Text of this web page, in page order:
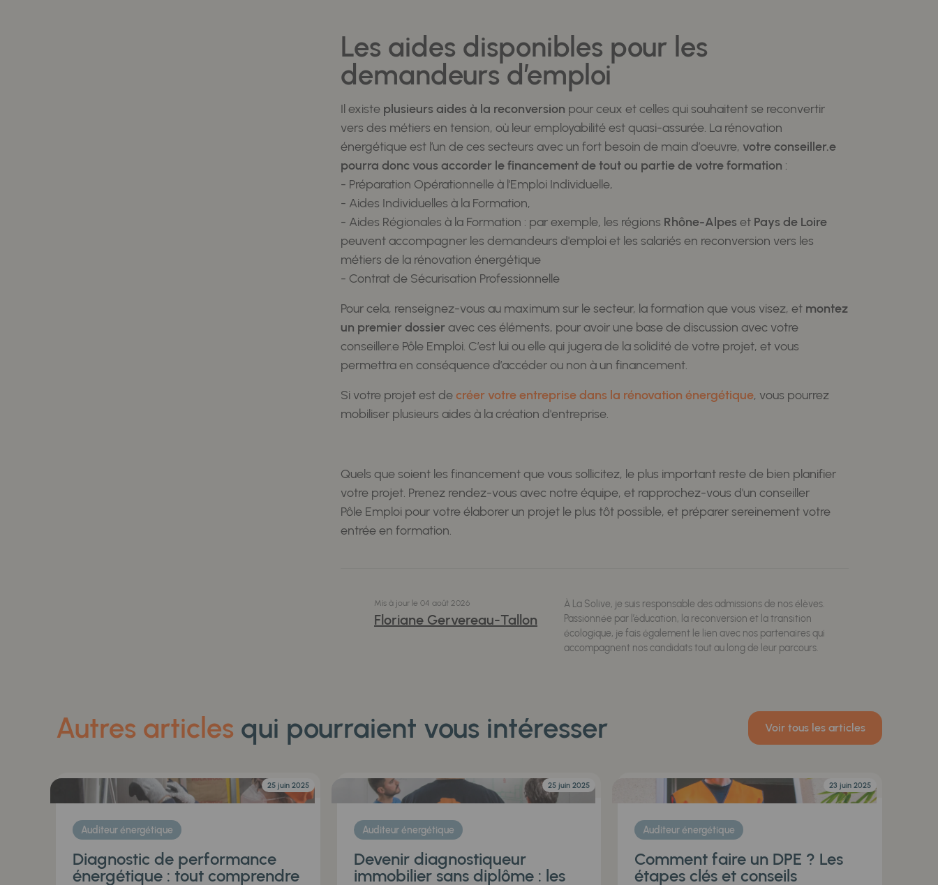
Les aides disponibles pour les
demandeurs d’emploi
Il existe plusieurs aides à la reconversion pour ceux et celles qui souhaitent se reconvertir
vers des métiers en tension, où leur employabilité est quasi-assurée. La rénovation
énergétique est l’un de ces secteurs avec un fort besoin de main d’oeuvre, votre conseiller.e
pourra donc vous accorder le financement de tout ou partie de votre formation :
- Préparation Opérationnelle à l'Emploi Individuelle,
- Aides Individuelles à la Formation,
- Aides Régionales à la Formation : par exemple, les régions Rhône-Alpes et Pays de Loire
peuvent accompagner les demandeurs d'emploi et les salariés en reconversion vers les
métiers de la rénovation énergétique
- Contrat de Sécurisation Professionnelle
Pour cela, renseignez-vous au maximum sur le secteur, la formation que vous visez, et montez
un premier dossieravec ces éléments, pour avoir une base de discussion avec votre
conseiller.e Pôle Emploi. C’est lui ou elle qui jugera de la solidité de votre projet, et vous
permettra en conséquence d’accéder ou non à un financement.
Si votre projet est decréer votre entreprise dans la rénovation énergétique, vous pourrez
mobiliser plusieurs aides à la création d'entreprise.
Quels que soient les financement que vous sollicitez, le plus important reste de bien planifier
votre projet. Prenez rendez-vous avec notre équipe, et rapprochez-vous d'un conseiller
Pôle Emploi pour votre élaborer un projet le plus tôt possible, et préparer sereinement votre
entrée en formation.
Mis à jour le 04 août 2026
Floriane Gervereau-Tallon
À La Solive, je suis responsable des admissions de nos élèves.
Passionnée par l’éducation, la reconversion et la transition
écologique, je fais également le lien avec nos partenaires qui
accompagnent nos candidats tout au long de leur parcours.
Autres articles qui pourraient vous intéresser Voir tous les articles
25 juin 2025
Auditeur énergétique
Diagnostic de performance
énergétique : tout comprendre
25 juin 2025
Auditeur énergétique
Devenir diagnostiqueur
immobilier sans diplôme : les
23 juin 2025
Auditeur énergétique
Comment faire un DPE ? Les
étapes clés et conseils